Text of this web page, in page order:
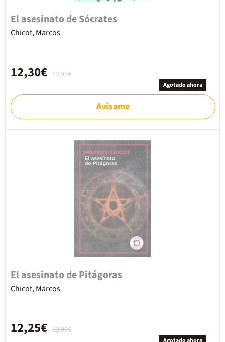
El asesinato de Sócrates
Chicot, Marcos
12,95€
12,30€
Agotado ahora
Avísame
El asesinato de Pitágoras
Chicot, Marcos
12,90€
12,25€